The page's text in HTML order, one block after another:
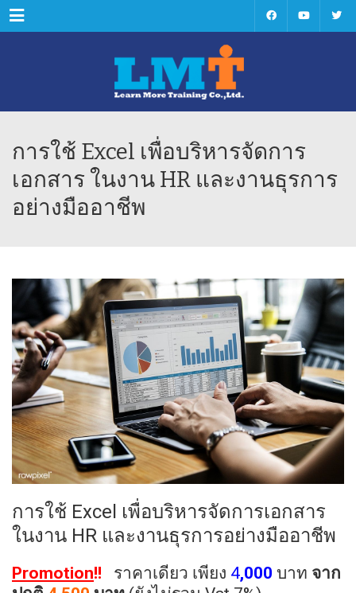
Menu
การใช้ Excel เพื่อบริหารจัดการ
เอกสาร ในงาน HR และงานธุรการ
อย่างมืออาชีพ
การใช้ Excel เพื่อบริหารจัดการเอกสาร
ในงาน HR และงานธุรการอย่างมืออาชีพ
Promotion!! ราคาเดียว เพียง 4,000 บาท จาก